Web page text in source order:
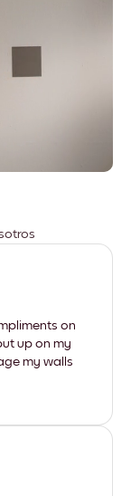
on
up on my
my walls